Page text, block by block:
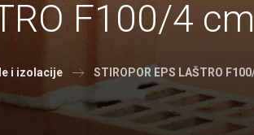
F100/4
i izolacije STIROPOR EPS LAŠTRO